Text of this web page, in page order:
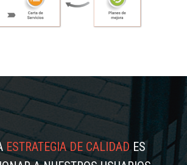
ESTRATEGIA DE CALIDADES